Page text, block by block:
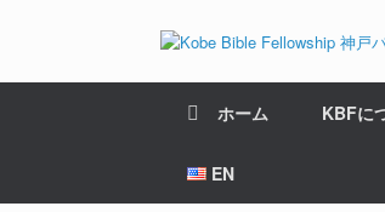
ホーム KBFに
EN